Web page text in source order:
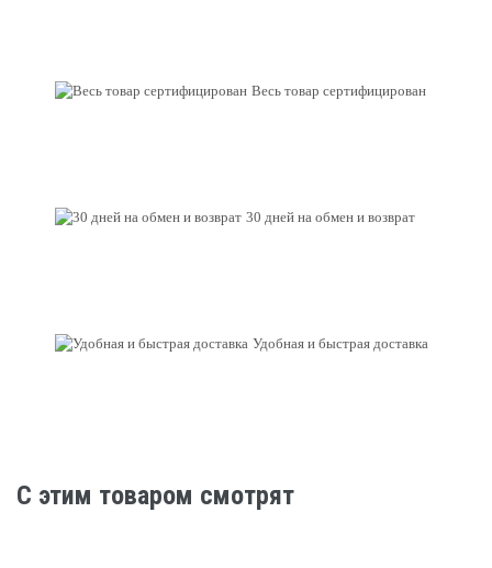
Весь товар сертифицирован
30 дней на обмен и возврат
Удобная и быстрая доставка
C этим товаром смотрят